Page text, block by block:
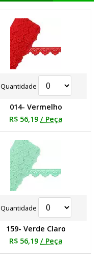
Quantidade
014- Vermelho
R$ 56,19 / Peça
Quantidade
159- Verde Claro
R$ 56,19 / Peça